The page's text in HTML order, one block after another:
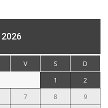
V S
D
1
2
7 8
9